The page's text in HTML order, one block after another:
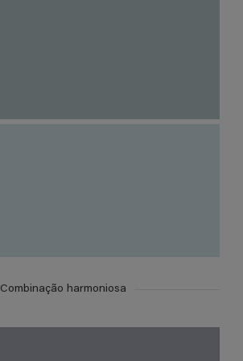
Combinação harmoniosa